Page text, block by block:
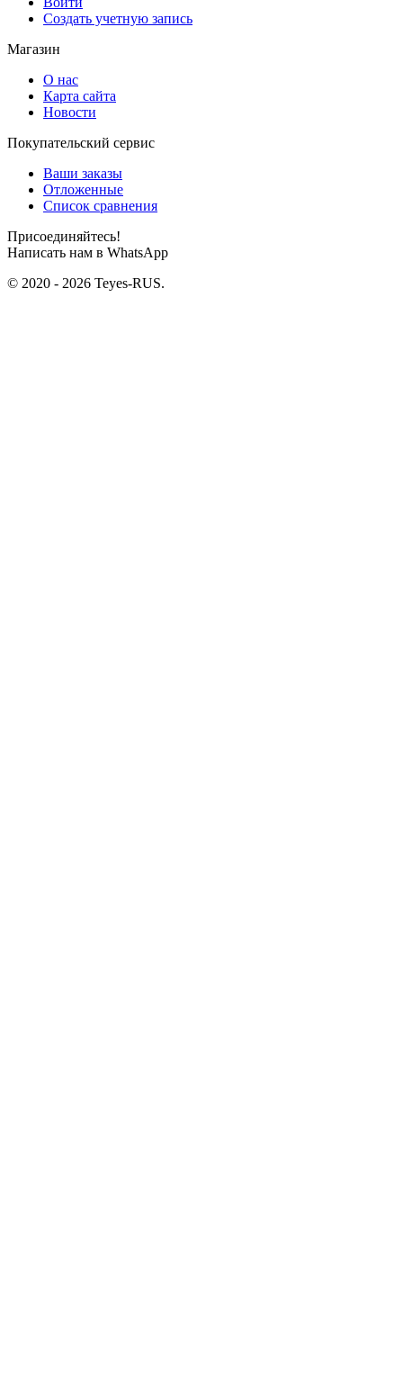
Создать учетную запись
Магазин
О нас
Карта сайта
Новости
Покупательский сервис
Ваши заказы
Отложенные
Список сравнения
Присоединяйтесь!
Написать нам в WhatsApp
© 2020 - 2026 Teyes-RUS.